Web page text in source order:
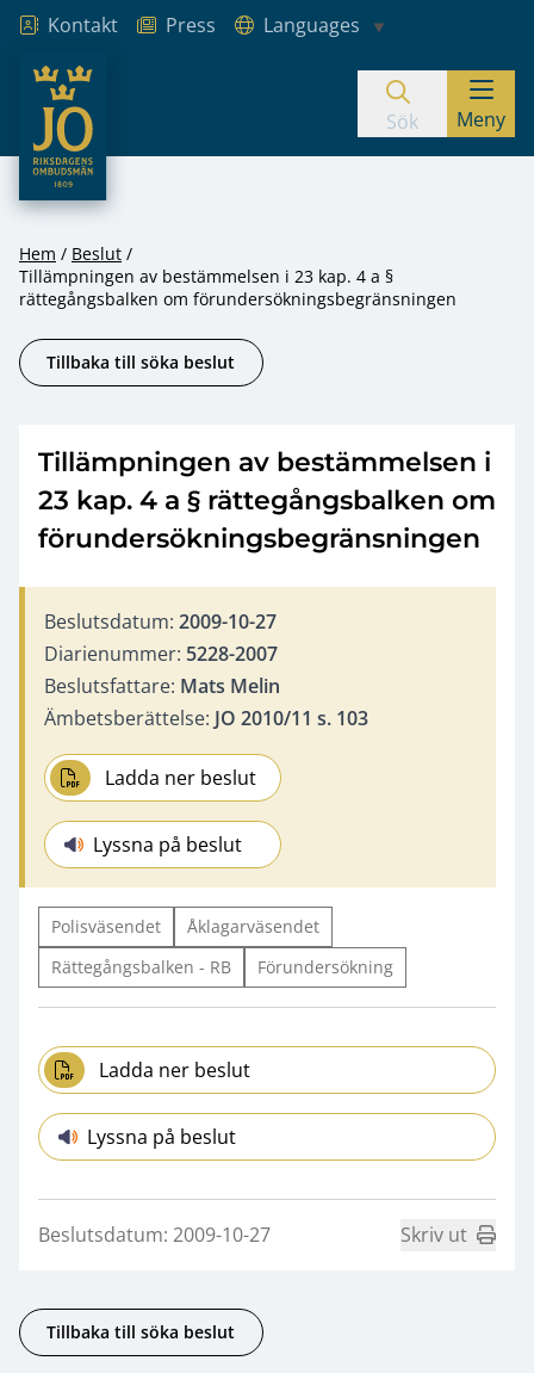
Hoppa till innehåll
Kontakt Press
Languages
JO – Riksdagens Ombudsmän
Sök Meny
Hem
Beslut
Tillämpningen av bestämmelsen i 23 kap. 4 a §
rättegångsbalken om förundersökningsbegränsningen
Tillbaka till söka beslut
Tillämpningen av bestämmelsen i
23 kap. 4 a § rättegångsbalken om
förundersökningsbegränsningen
Beslutsdatum: 2009-10-27
Diarienummer: 5228-2007
Beslutsfattare: Mats Melin
Ämbetsberättelse: JO 2010/11 s. 103
Ladda ner beslut
Lyssna på beslut
Polisväsendet
Åklagarväsendet
Rättegångsbalken - RB
Förundersökning
Ladda ner beslut
Lyssna på beslut
Beslutsdatum: 2009-10-27 Skriv ut
Tillbaka till söka beslut